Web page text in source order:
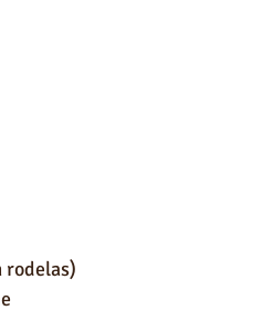
rodelas)